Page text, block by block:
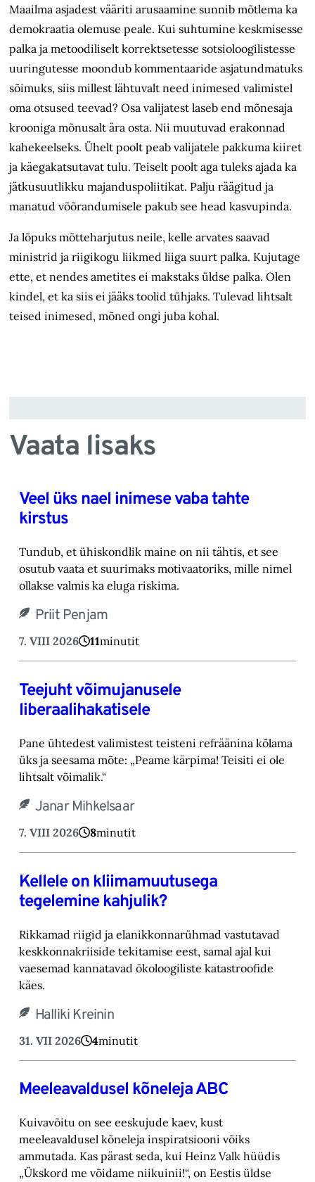
Maailma asjadest vääriti arusaamine sunnib mõtlema ka
demokraatia olemuse peale. Kui suhtumine keskmisesse
palka ja metoodiliselt korrektsetesse sotsioloogilistesse
uuringutesse moondub kommentaaride asjatundmatuks
sõimuks, siis millest lähtuvalt need inimesed valimistel
oma otsused teevad? Osa valijatest laseb end mõnesaja
krooniga mõnusalt ära osta. Nii muutuvad erakonnad
kahekeelseks. Ühelt poolt peab valijatele pakkuma kiiret
ja käegakatsutavat tulu. Teiselt poolt aga tuleks ajada ka
jätkusuutlikku majanduspoliitikat. Palju räägitud ja
manatud võõrandumisele pakub see head kasvupinda.
Ja lõpuks mõtteharjutus neile, kelle arvates saavad
ministrid ja riigikogu liikmed liiga suurt palka. Kujutage
ette, et nendes ametites ei makstaks üldse palka. Olen
kindel, et ka siis ei jääks toolid tühjaks. Tulevad lihtsalt
teised inimesed, mõned ongi juba kohal.
Vaata lisaks
Veel üks nael inimese vaba tahte
kirstus
Tundub, et ühiskondlik maine on nii tähtis, et see
osutub vaata et suurimaks motivaatoriks, ‎mille nimel
ollakse valmis ka eluga riskima.‎
Priit Penjam
7. VIII 2026 11minutit
Teejuht võimujanusele
liberaalihakatisele
Pane ühtedest valimistest teisteni refräänina kõlama
üks ja seesama mõte: „Peame kärpima! ‎Teisiti ei ole
lihtsalt võimalik.“‎
Janar Mihkelsaar
7. VIII 2026 8minutit
Kellele on kliimamuutusega
tegelemine kahjulik?
Rikkamad riigid ja elanikkonnarühmad vastutavad
keskkonnakriiside tekitamise eest, samal ajal kui
vaesemad kannatavad ökoloogiliste katastroofide
käes.
Halliki Kreinin
31. VII 2026 4minutit
Meeleavaldusel kõneleja ABC
Kuivavõitu on see eeskujude kaev, kust
meeleavaldusel kõneleja inspiratsiooni võiks
ammutada. Kas pärast seda, kui Heinz Valk hüüdis
„Ükskord me võidame niikuinii!“, on Eestis üldse